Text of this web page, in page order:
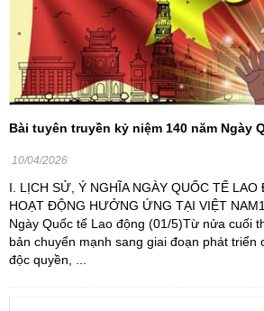
Bài tuyên truyền kỷ niệm 140 năm Ngày
10/04/2026
I. LỊCH SỬ, Ý NGHĨA NGÀY QUỐC TẾ
HOẠT ĐỘNG HƯỞNG ỨNG TẠI VIỆT
Ngày Quốc tế Lao động (01/5)Từ nửa cuối
bản chuyển mạnh sang giai đoạn phát triển
độc quyền, ...